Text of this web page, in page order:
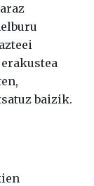
baizik.